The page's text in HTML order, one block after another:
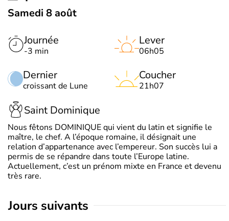
Samedi 8 août
Journée
-3 min
Dernier
croissant de Lune
Lever
06h05
Coucher
21h07
Saint Dominique
Nous fêtons DOMINIQUE qui vient du latin et signifie le
maître, le chef. A l’époque romaine, il désignait une
relation d’appartenance avec l’empereur. Son succès lui a
permis de se répandre dans toute l’Europe latine.
Actuellement, c’est un prénom mixte en France et devenu
très rare.
jours suivants